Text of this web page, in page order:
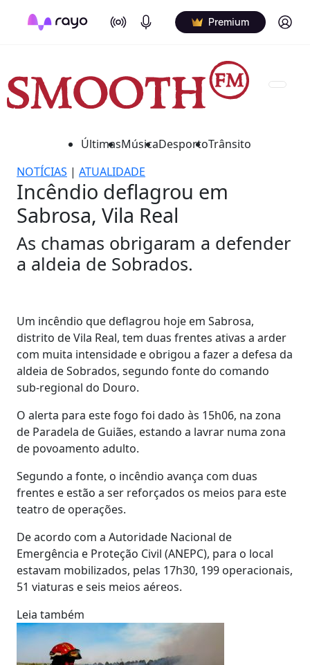
On Air Podcasts Premium Log in
ÚltimasMúsicaDesportoTrânsito
NOTÍCIAS | ATUALIDADE
Incêndio deflagrou em
Sabrosa, Vila Real
As chamas obrigaram a defender
a aldeia de Sobrados.
Um incêndio que deflagrou hoje em Sabrosa,
distrito de Vila Real, tem duas frentes ativas a arder
com muita intensidade e obrigou a fazer a defesa da
aldeia de Sobrados, segundo fonte do comando
sub-regional do Douro.
O alerta para este fogo foi dado às 15h06, na zona
de Paradela de Guiães, estando a lavrar numa zona
de povoamento adulto.
Segundo a fonte, o incêndio avança com duas
frentes e estão a ser reforçados os meios para este
teatro de operações.
De acordo com a Autoridade Nacional de
Emergência e Proteção Civil (ANEPC), para o local
estavam mobilizados, pelas 17h30, 199 operacionais,
51 viaturas e seis meios aéreos.
Leia também